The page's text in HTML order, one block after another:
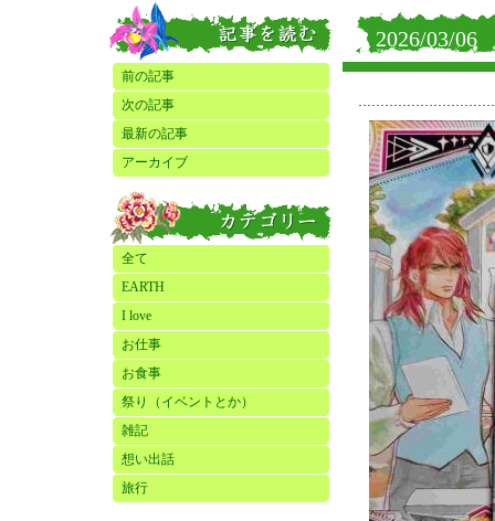
前の記事
次の記事
最新の記事
アーカイブ
全て
EARTH
I love
お仕事
お食事
祭り（イベントとか）
雑記
想い出話
旅行
2026/03/06